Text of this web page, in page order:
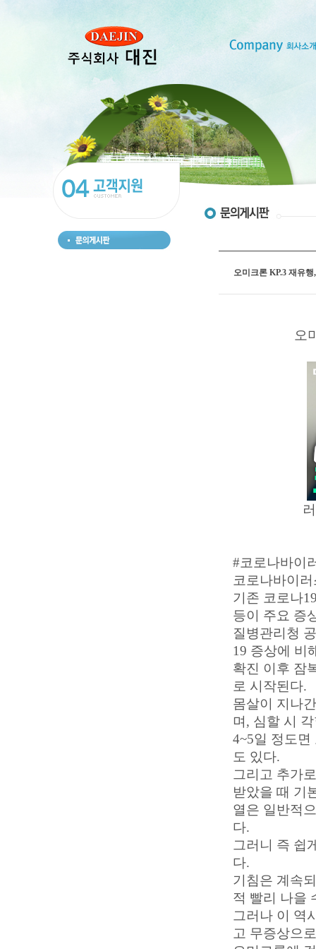
오미크론 KP.3 재유
오
#코로나바이
코로나바이
기존 코로나
등이 주요 증
질병관리청
19 증상에 비
확진 이후 잠
로 시작된다.
몸살이 지나
며, 심할 시
4~5일 정도
도 있다.
그리고 추가
받았을 때 기
열은 일반적
다.
그러니 즉 쉽
다.
기침은 계속
적 빨리 나을
그러나 이 역
고 무증상으